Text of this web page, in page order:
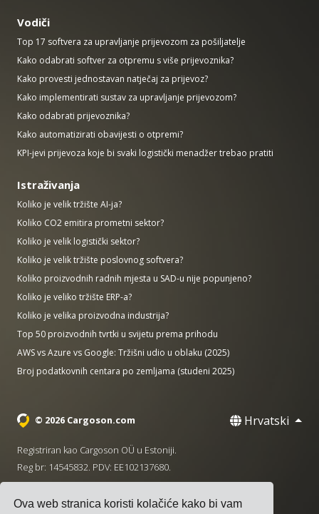
Ova web stranica koristi kolačiće kako bi vam
Vodiči
Top 17 softvera za upravljanje prijevozom za pošiljatelje
Kako odabrati softver za otpremu s više prijevoznika?
Kako provesti jednostavan natječaj za prijevoz?
Kako implementirati sustav za upravljanje prijevozom?
Kako odabrati prijevoznika?
Kako automatizirati obavijesti o otpremi?
KPI-jevi prijevoza koje bi svaki logistički menadžer trebao pratiti
Istraživanja
Koliko je velik tržište AI-ja?
Koliko CO2 emitira prometni sektor?
Koliko je velik logistički sektor?
Koliko je velik tržište poslovnog softvera?
Koliko proizvodnih radnih mjesta u SAD-u nije popunjeno?
Koliko je veliko tržište ERP-a?
Koliko je velika proizvodna industrija?
Top 50 proizvodnih tvrtki u svijetu prema prihodu
AWS vs Azure vs Google: Tržišni udio u oblaku (2025)
Broj podatkovnih centara po zemljama (studeni 2025)
© 2026 Cargoson.com Hrvatski
Registriran kao Cargoson OÜ u Estoniji.
Reg br: 14545832. PDV: EE102137680.